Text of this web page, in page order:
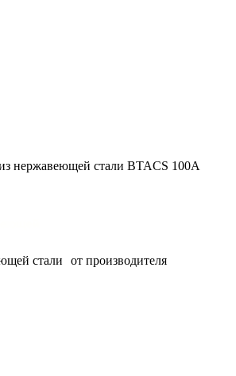
нержавеющей стали BTACS 100А
стали от производителя